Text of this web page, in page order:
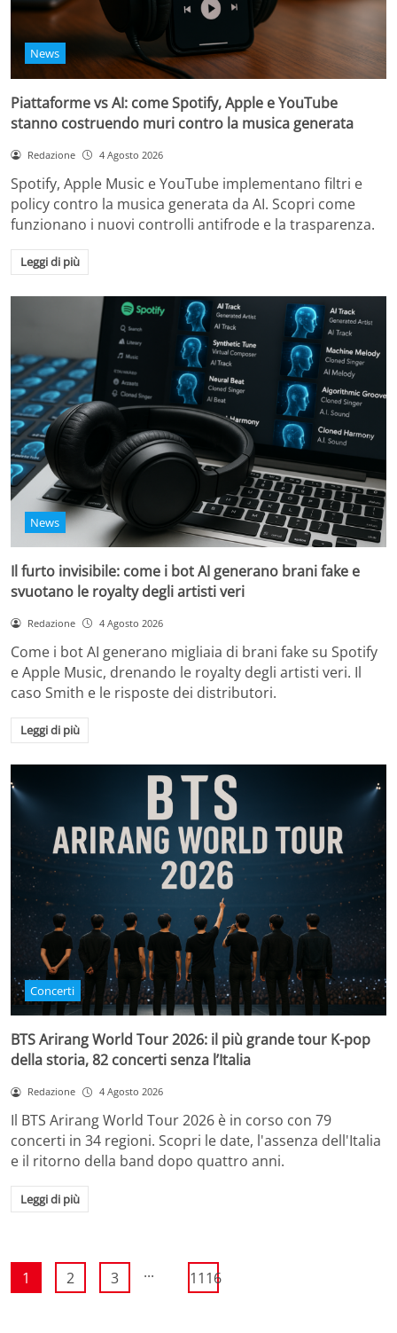
News
Piattaforme vs AI: come Spotify, Apple e YouTube
stanno costruendo muri contro la musica generata
Redazione 4 Agosto 2026
Spotify, Apple Music e YouTube implementano filtri e
policy contro la musica generata da AI. Scopri come
funzionano i nuovi controlli antifrode e la trasparenza.
Leggi di più
News
Il furto invisibile: come i bot AI generano brani fake e
svuotano le royalty degli artisti veri
Redazione 4 Agosto 2026
Come i bot AI generano migliaia di brani fake su Spotify
e Apple Music, drenando le royalty degli artisti veri. Il
caso Smith e le risposte dei distributori.
Leggi di più
Concerti
BTS Arirang World Tour 2026: il più grande tour K-pop
della storia, 82 concerti senza l’Italia
Redazione 4 Agosto 2026
Il BTS Arirang World Tour 2026 è in corso con 79
concerti in 34 regioni. Scopri le date, l'assenza dell'Italia
e il ritorno della band dopo quattro anni.
Leggi di più
1 2 3 ... 1116